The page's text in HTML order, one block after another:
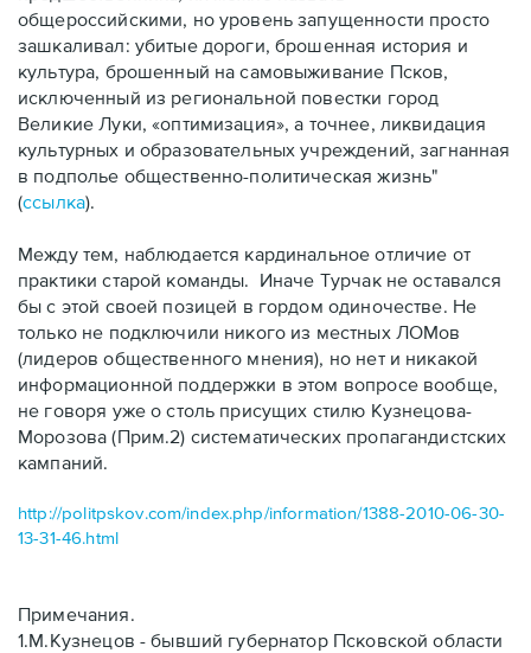
общероссийскими, но уровень запущенности просто
зашкаливал: убитые дороги, брошенная история и
культура, брошенный на самовыживание Псков,
исключенный из региональной повестки город
Великие Луки, «оптимизация», а точнее, ликвидация
культурных и образовательных учреждений, загнанная
в подполье общественно-политическая жизнь"
(ссылка).
Между тем, наблюдается кардинальное отличие от
практики старой команды. Иначе Турчак не оставался
бы с этой своей позицей в гордом одиночестве. Не
только не подключили никого из местных ЛОМов
(лидеров общественного мнения), но нет и никакой
информационной поддержки в этом вопросе вообще,
не говоря уже о столь присущих стилю Кузнецова-
Морозова (Прим.2) систематических пропагандистских
кампаний.
http://politpskov.com/index.php/information/1388-2010-06-30-
13-31-46.html
Примечания.
1.М.Кузнецов - бывший губернатор Псковской области